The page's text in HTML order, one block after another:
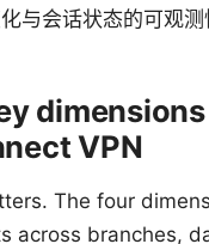
与会话状态的可观
VPN
The four
across branches,